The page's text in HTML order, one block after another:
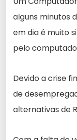
alguns minutos
em dia é muito
pelo
Devido a crise
de
alternativas de